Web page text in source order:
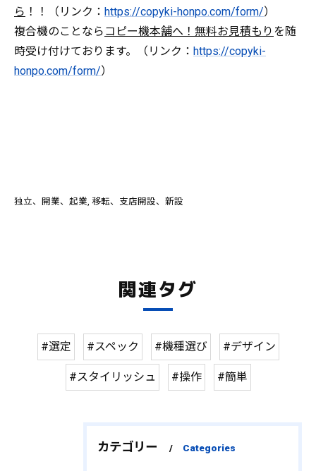
ら ！！（リンク： https://copyki-honpo.com/form/）
複合機のことなら コピー機本舗へ！無料お見積もり を随
時受け付けております。（リンク： https://copyki-
honpo.com/form/）
独立、開業、起業 移転、支店開設、新設
関連タグ
#選定 #スペック #機種選び #デザイン
#スタイリッシュ #操作 #簡単
カテゴリー Categories